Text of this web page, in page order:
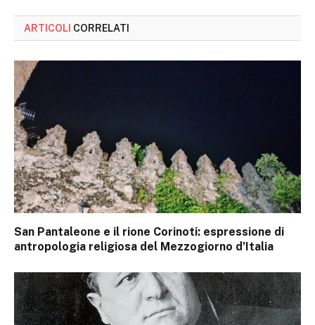
ARTICOLI CORRELATI
San Pantaleone e il rione Corinoti: espressione di
antropologia religiosa del Mezzogiorno d’Italia